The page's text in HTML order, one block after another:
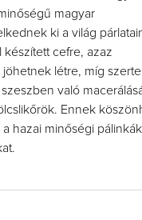
magyar
ki a világ
cefre, azaz
létre, míg szerte
való
Ennek
hazai minőségi
Így lesz
borász
Az extra